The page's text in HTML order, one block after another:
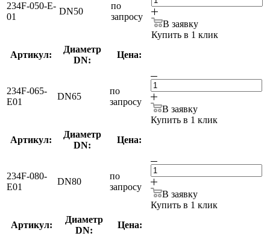
234F-050-E-
01
DN50
по
запросу
В заявку
Купить в 1 клик
Артикул:
Диаметр
DN:
Цена:
234F-065-
E01
DN65
по
запросу
В заявку
Купить в 1 клик
Артикул:
Диаметр
DN:
Цена:
234F-080-
E01
DN80
по
запросу
В заявку
Купить в 1 клик
Артикул:
Диаметр
DN:
Цена: